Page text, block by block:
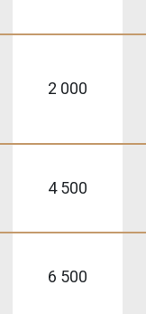
2 000
4 500
6 500